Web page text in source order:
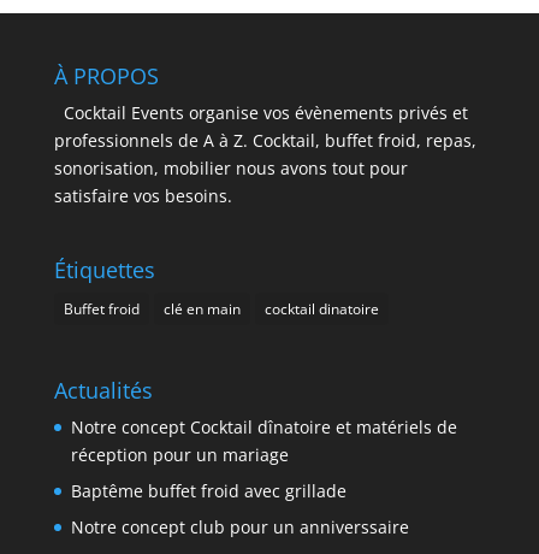
À PROPOS
Cocktail Events organise vos évènements privés et
professionnels de A à Z. Cocktail, buffet froid, repas,
sonorisation, mobilier nous avons tout pour
satisfaire vos besoins.
Étiquettes
Buffet froid clé en main cocktail dinatoire
Actualités
Notre concept Cocktail dînatoire et matériels de
réception pour un mariage
Baptême buffet froid avec grillade
Notre concept club pour un anniverssaire